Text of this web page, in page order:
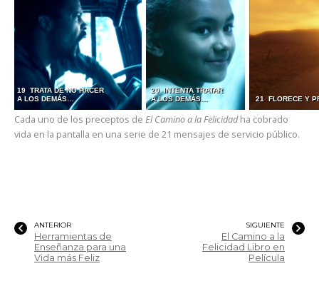
19 TRATA DE NO HACER
A LOS DEMÁS…
20 INTENTA TRATAR
A LOS DEMÁS…
21 FLORECE Y
Cada uno de los preceptos de El Camino a la Felicidadha cobrado
vida en la pantalla en una serie de 21 mensajes de servicio público.
ANTERIOR
Herramientas de
Enseñanza para una
Vida más Feliz
SIGUIENTE
El Camino a la
Felicidad Libro en
Película